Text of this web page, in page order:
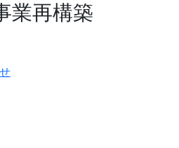
業再構築